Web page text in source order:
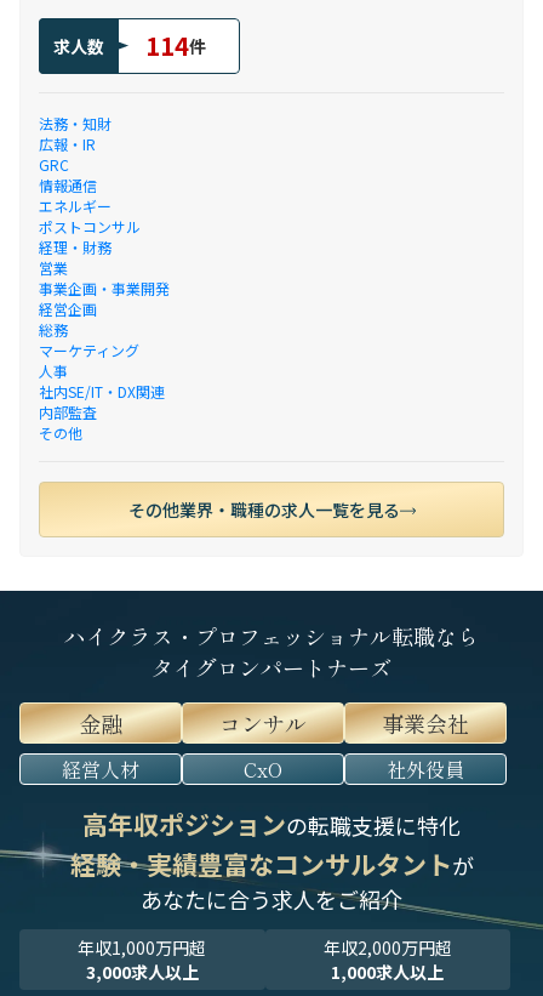
求人数 114件
法務・知財
広報・IR
GRC
情報通信
エネルギー
ポストコンサル
経理・財務
営業
事業企画・事業開発
経営企画
総務
マーケティング
人事
社内SE/IT・DX関連
内部監査
その他
その他業界・職種の求人一覧を見る
ハイクラス・プロフェッショナル転職なら
タイグロンパートナーズ
金融
コンサル 事業会社
経営人材 CxO 社外役員
高年収ポジションの転職支援に特化
経験・実績豊富なコンサルタントが
あなたに合う求人をご紹介
年収1,000万円超
3,000求人以上
年収2,000万円超
1,000求人以上